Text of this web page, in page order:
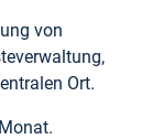
von
Ort.